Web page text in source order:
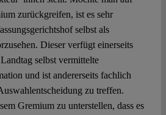
zurückgreifen, ist es sehr
selbst als
Dieser verfügt einerseits
selbst vermittelte
und ist andererseits fachlich
zu treffen.
Gremium zu unterstellen, dass es